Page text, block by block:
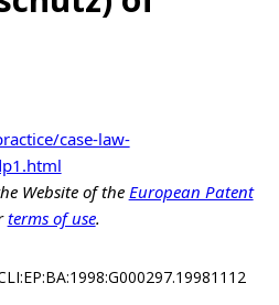
case-law-
Website of the European Patent
terms of use.